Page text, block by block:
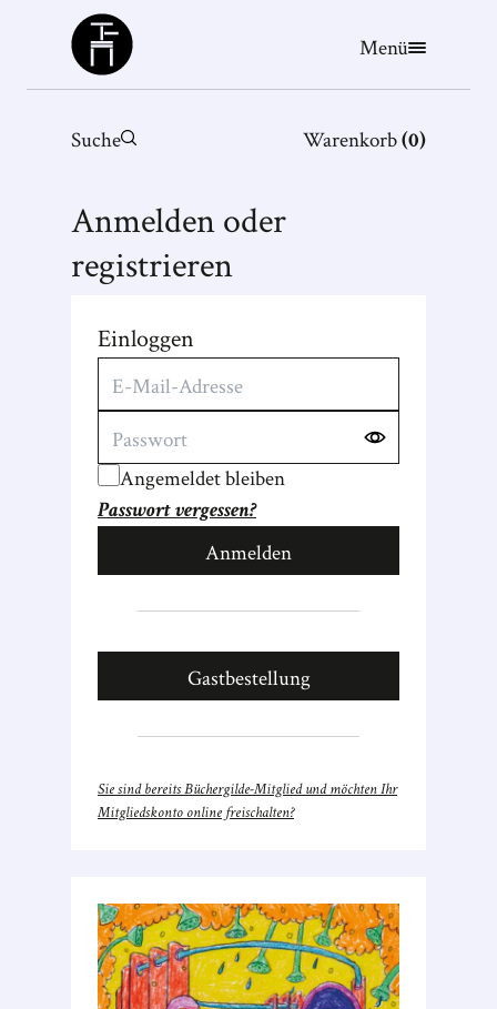
Büchergilde
Menü
Suche Warenkorb(0)
Anmelden oder
registrieren
Einloggen
Angemeldet bleiben
Passwort vergessen?
Gastbestellung
Sie sind bereits Büchergilde-Mitglied und möchten Ihr
Mitgliedskonto online freischalten?